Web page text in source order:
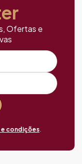
Ofertas e
condições